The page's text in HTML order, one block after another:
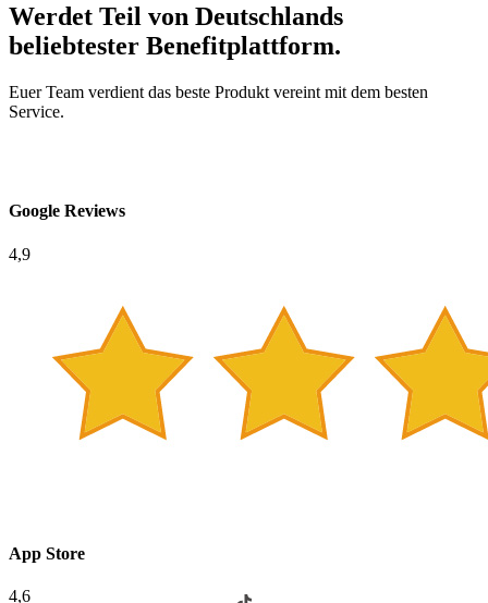
Werdet Teil von Deutschlands
beliebtester Benefitplattform.
Euer Team verdient das beste Produkt vereint mit dem besten
Service.
Google Reviews
4,9
App Store
4,6